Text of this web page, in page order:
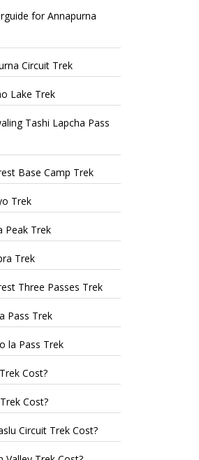
for Annapurna
Circuit Trek
Lake Trek
Tashi Lapcha Pass
Base Camp Trek
Trek
Peak Trek
Trek
Three Passes Trek
Pass Trek
la Pass Trek
Cost?
Cost?
Circuit Trek Cost?